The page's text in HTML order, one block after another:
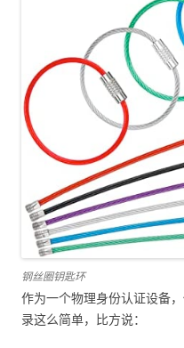
钢丝圈钥匙环
作为一个物理身份认证设备
录这么简单，比方说：